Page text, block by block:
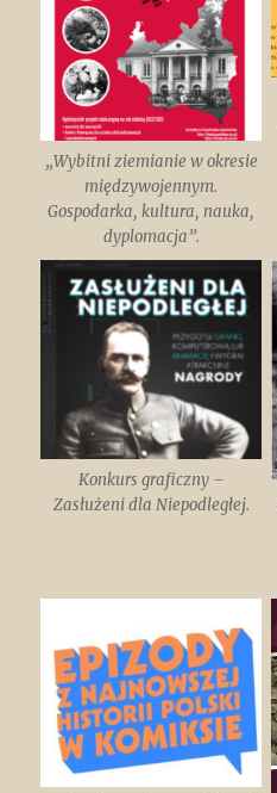
„Wybitni ziemianie w okresie
międzywojennym.
Gospodarka, kultura, nauka,
dyplomacja”.
Konkurs graficzny –
Zasłużeni dla Niepodległej.